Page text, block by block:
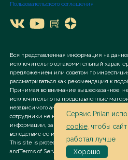
Пользовательского соглашения
Вся представленная информация на
исключительно ознакомительный
предложением или советом по
рассматриваться как рекомендация к
Принимая во внимание вышесказанное, не
исключительно на представленные
независимого анализа. Сервис «Prilan»
сотрудники не несут ответственности за
информации, за прямой или косвенный
вследствие ее использования.
This site is protected by reCAPTCHA and the
andTerms of Service apply.
Сервис Prilan
cookie , чтобы сайт
работал лучше
Хорошо